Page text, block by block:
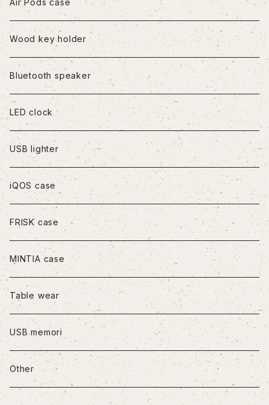
iPhone8Plus
iPhoneX/XS
iPhoneXR
iPhoneXS Max
iPhone11
iPhone11Pro
iPhone11Pro Max
iPhone12/12Pro
iPhone12mini
iPhone12Pro Max
Wood key holder
Bluetooth speaker
LED clock
USB lighter
iQOS case
FRISK case
MINTIA case
Table wear
USB memori
Other